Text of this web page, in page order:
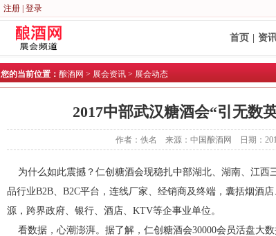
注册 登录
首页 资
您的当前位置： 酿酒网 > 展会资讯 > 展会动态
2017中部武汉糖酒会“引无数
作者：佚名 来源：中国酿酒网 日期：
为什么如此震撼？仁创糖酒会现稳扎中部湖北、湖南、江西
品行业B2B、B2C平台，连线厂家、经销商及终端，囊括烟酒
源，跨界政府、银行、酒店、KTV等企事业单位。
看数据，心潮澎湃。据了解，仁创糖酒会30000会员活盘大